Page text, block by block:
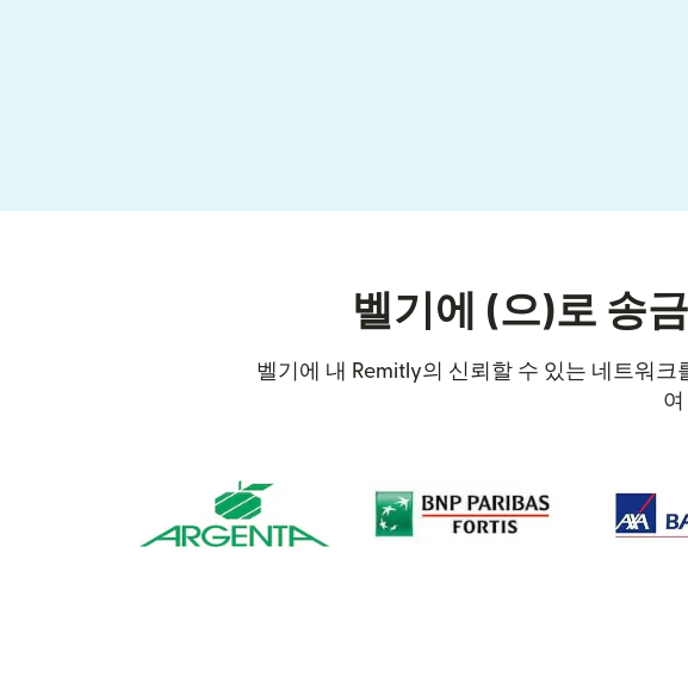
벨기에 (으)로 송
벨기에 내 Remitly의 신뢰할 수 있는 네트워